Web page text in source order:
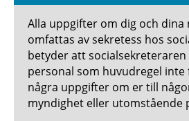
Alla uppgifter om dig och dina
omfattas av sekretess hos
betyder att socialsekreteraren
personal som huvudregel inte
några uppgifter om er till
myndighet eller utomstående